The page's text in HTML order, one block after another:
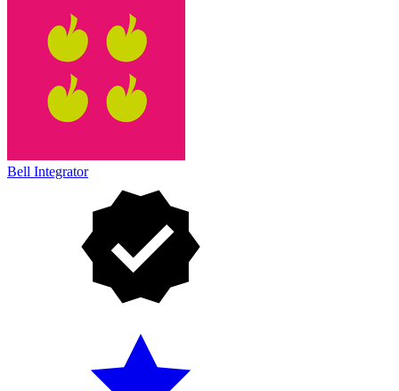
Bell Integrator